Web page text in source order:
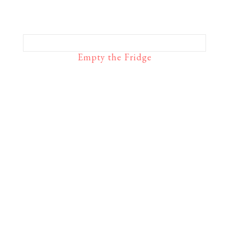
Empty the Fridge